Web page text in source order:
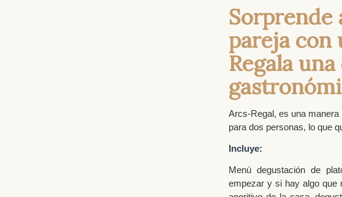
Sorprende
pareja con
Regala
Arcs-Regal, es una
para dos personas, lo que
Incluye:
Menú degustación de
empezar y si hay algo que